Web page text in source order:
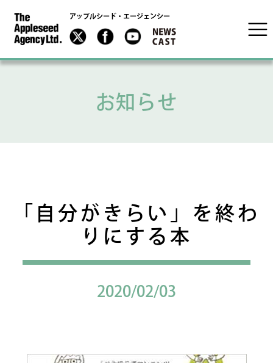
アップルシード・エージェンシー
お知らせ
「自分がきらい」を終わ
りにする本
2020/02/03